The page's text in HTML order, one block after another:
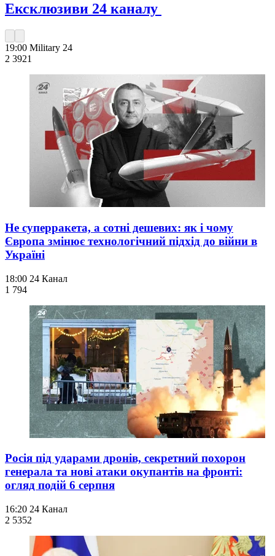
Ексклюзиви 24 каналу
19:00 Military 24
2 3921
Не суперракета, а сотні дешевих: як і чому
Європа змінює технологічний підхід до війни в
Україні
18:00 24 Канал
1 794
Росія під ударами дронів, секретний похорон
генерала та нові атаки окупантів на фронті:
огляд подій 6 серпня
16:20 24 Канал
2 5352